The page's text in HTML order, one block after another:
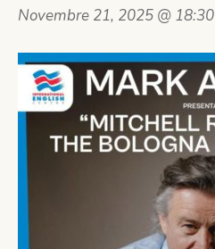
Novembre 21, 2025 @ 18:30